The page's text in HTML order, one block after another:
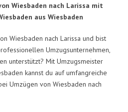
Wiesbaden nach Larissa mit
aus Wiesbaden
Wiesbaden nach Larissa und bist
Umzugsunternehmen,
unterstützt? Mit Umzugsmeister
kannst du auf umfangreiche
Umzügen von Wiesbaden nach